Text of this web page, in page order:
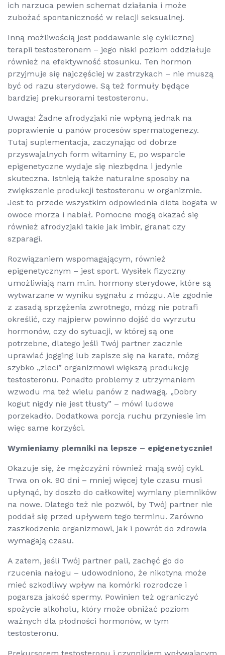
ich narzuca pewien schemat działania i może
zubożać spontaniczność w relacji seksualnej.
Inną możliwością jest poddawanie się cyklicznej
terapii testosteronem – jego niski poziom oddziałuje
również na efektywność stosunku. Ten hormon
przyjmuje się najczęściej w zastrzykach – nie muszą
być od razu sterydowe. Są też formuły będące
bardziej prekursorami testosteronu.
Uwaga! Żadne afrodyzjaki nie wpłyną jednak na
poprawienie u panów procesów spermatogenezy.
Tutaj suplementacja, zaczynając od dobrze
przyswajalnych form witaminy E, po wsparcie
epigenetyczne wydaje się niezbędna i jedynie
skuteczna. Istnieją także naturalne sposoby na
zwiększenie produkcji testosteronu w organizmie.
Jest to przede wszystkim odpowiednia dieta bogata w
owoce morza i nabiał. Pomocne mogą okazać się
również afrodyzjaki takie jak imbir, granat czy
szparagi.
Rozwiązaniem wspomagającym, również
epigenetycznym – jest sport. Wysiłek fizyczny
umożliwiają nam m.in. hormony sterydowe, które są
wytwarzane w wyniku sygnału z mózgu. Ale zgodnie
z zasadą sprzężenia zwrotnego, mózg nie potrafi
określić, czy najpierw powinno dojść do wyrzutu
hormonów, czy do sytuacji, w której są one
potrzebne, dlatego jeśli Twój partner zacznie
uprawiać jogging lub zapisze się na karate, mózg
szybko „zleci” organizmowi większą produkcję
testosteronu. Ponadto problemy z utrzymaniem
wzwodu ma też wielu panów z nadwagą. „Dobry
kogut nigdy nie jest tłusty” – mówi ludowe
porzekadło. Dodatkowa porcja ruchu przyniesie im
więc same korzyści.
Wymieniamy plemniki na lepsze – epigenetycznie!
Okazuje się, że mężczyźni również mają swój cykl.
Trwa on ok. 90 dni – mniej więcej tyle czasu musi
upłynąć, by doszło do całkowitej wymiany plemników
na nowe. Dlatego też nie pozwól, by Twój partner nie
poddał się przed upływem tego terminu. Zarówno
zaszkodzenie organizmowi, jak i powrót do zdrowia
wymagają czasu.
A zatem, jeśli Twój partner pali, zachęć go do
rzucenia nałogu – udowodniono, że nikotyna może
mieć szkodliwy wpływ na komórki rozrodcze i
pogarsza jakość spermy. Powinien też ograniczyć
spożycie alkoholu, który może obniżać poziom
ważnych dla płodności hormonów, w tym
testosteronu.